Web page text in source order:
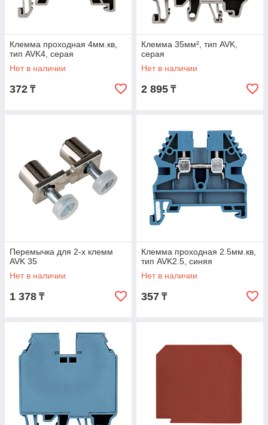
Клемма проходная 4мм.кв,
тип AVK4, серая
Нет в наличии
372 ₸
Клемма 35мм², тип AVK,
серая
Нет в наличии
2 895 ₸
Перемычка для 2-х клемм
AVK 35
Нет в наличии
1 378 ₸
Клемма проходная 2.5мм.кв,
тип AVK2.5, синяя
Нет в наличии
357 ₸